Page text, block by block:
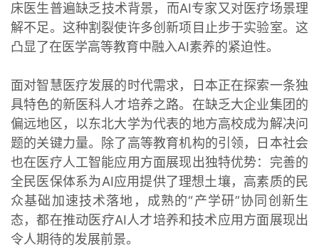
床医生普遍缺乏技术背景，而AI专家又对医疗场景理
解不足。这种割裂使许多创新项目止步于实验室。这
凸显了在医学高等教育中融入AI素养的紧迫性。
面对智慧医疗发展的时代需求，日本正在探索一条独
具特色的新医科人才培养之路。在缺乏大企业集团的
偏远地区，以东北大学为代表的地方高校成为解决问
题的关键力量。除了高等教育机构的引领，日本社会
也在医疗人工智能应用方面展现出独特优势：完善的
全民医保体系为AI应用提供了理想土壤，高素质的民
众基础加速技术落地，成熟的“产学研”协同创新生
态，都在推动医疗AI人才培养和技术应用方面展现出
令人期待的发展前景。